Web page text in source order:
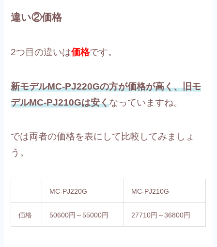
違い②価格
2つ目の違いは価格です。
新モデルMC-PJ220Gの方が価格が高く、旧モ
デルMC-PJ210Gは安くなっていますね。
では両者の価格を表にして比較してみましょ
う。
MC-PJ220G MC-PJ210G
価格 50600円～55000円 27710円～36800円